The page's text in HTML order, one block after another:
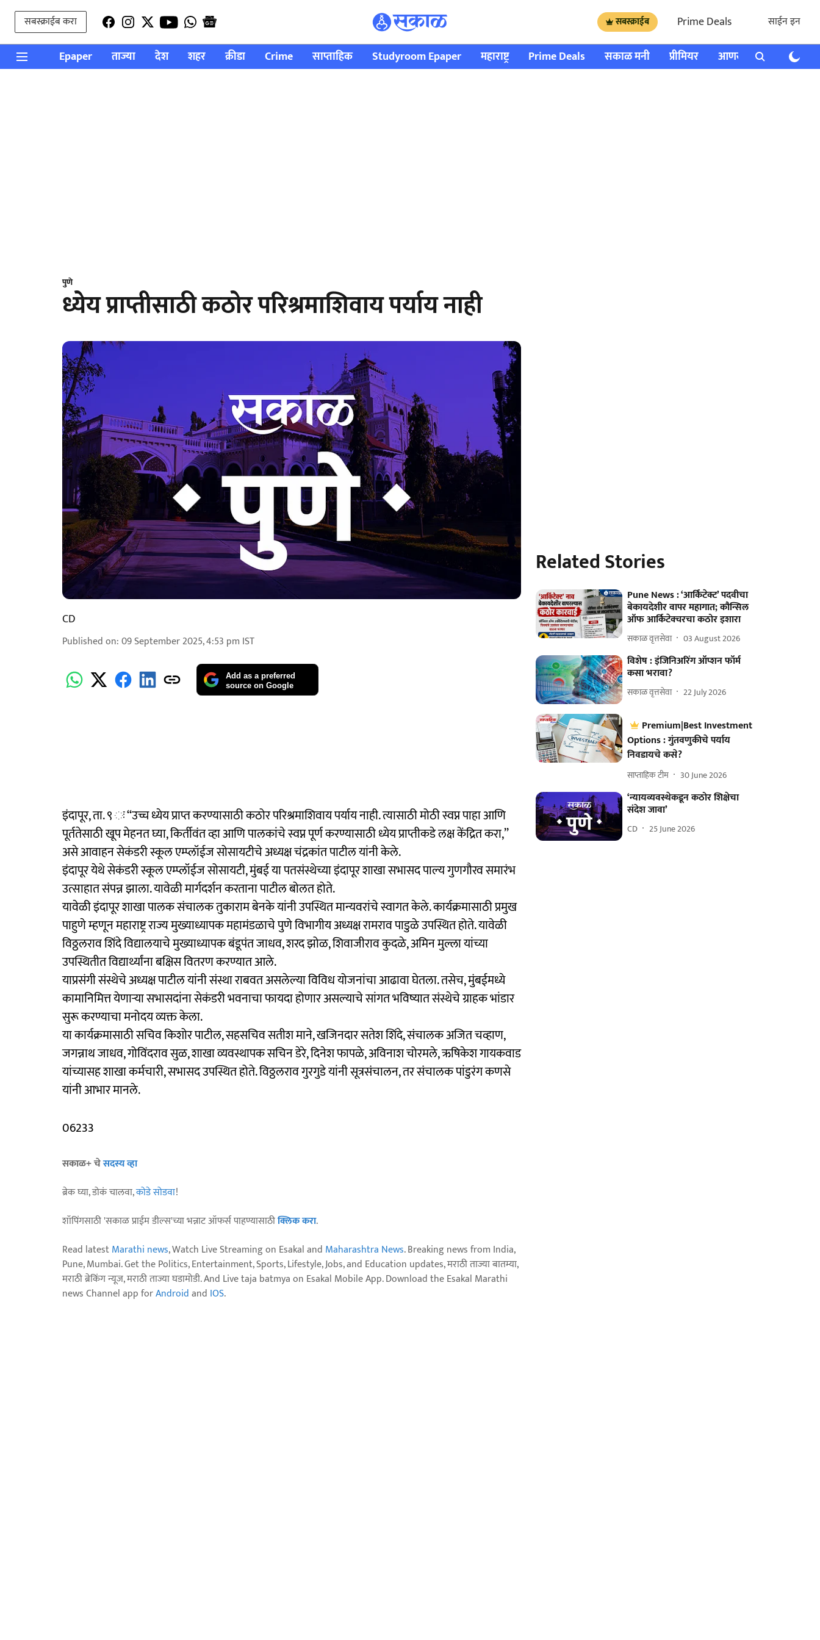
सबस्क्राईब करा सबस्क्राईब Prime Deals साईन इन
Epaper ताज्या देश शहर क्रीडा Crime साप्ताहिक Studyroom Epaper महाराष्ट्र Prime Deals सकाळ मनी प्रीमियर आणखी राशी भविष्य
पुणे
ध्येय प्राप्तीसाठी कठोर परिश्रमाशिवाय पर्याय नाही
CD
Published on:09 September 2025, 4:53 pm IST
Add as a preferred
source on Google
इंदापूर, ता. ९ ः ‘‘उच्च ध्येय प्राप्त करण्यासाठी कठोर परिश्रमाशिवाय पर्याय नाही. त्यासाठी मोठी स्वप्न पाहा आणि
पूर्ततेसाठी खूप मेहनत घ्या, किर्तीवंत व्हा आणि पालकांचे स्वप्न पूर्ण करण्यासाठी ध्येय प्राप्तीकडे लक्ष केंद्रित करा,’’
असे आवाहन सेकंडरी स्कूल एम्प्लॉईज सोसायटीचे अध्यक्ष चंद्रकांत पाटील यांनी केले.
इंदापूर येथे सेकंडरी स्कूल एम्प्लॉईज सोसायटी, मुंबई या पतसंस्थेच्या इंदापूर शाखा सभासद पाल्य गुणगौरव समारंभ
उत्साहात संपन्न झाला. यावेळी मार्गदर्शन करताना पाटील बोलत होते.
यावेळी इंदापूर शाखा पालक संचालक तुकाराम बेनके यांनी उपस्थित मान्यवरांचे स्वागत केले. कार्यक्रमासाठी प्रमुख
पाहुणे म्हणून महाराष्ट्र राज्य मुख्याध्यापक महामंडळाचे पुणे विभागीय अध्यक्ष रामराव पाडुळे उपस्थित होते. यावेळी
विठ्ठलराव शिंदे विद्यालयाचे मुख्याध्यापक बंडूपंत जाधव, शरद झोळ, शिवाजीराव कुदळे, अमिन मुल्ला यांच्या
उपस्थितीत विद्यार्थ्यांना बक्षिस वितरण करण्यात आले.
याप्रसंगी संस्थेचे अध्यक्ष पाटील यांनी संस्था राबवत असलेल्या विविध योजनांचा आढावा घेतला. तसेच, मुंबईमध्ये
कामानिमित्त येणाऱ्या सभासदांना सेकंडरी भवनाचा फायदा होणार असल्याचे सांगत भविष्यात संस्थेचे ग्राहक भांडार
सुरू करण्याचा मनोदय व्यक्त केला.
या कार्यक्रमासाठी सचिव किशोर पाटील, सहसचिव सतीश माने, खजिनदार सतेश शिंदे, संचालक अजित चव्हाण,
जगन्नाथ जाधव, गोविंदराव सुळ, शाखा व्यवस्थापक सचिन डेरे, दिनेश फापळे, अविनाश चोरमले, ऋषिकेश गायकवाड
यांच्यासह शाखा कर्मचारी, सभासद उपस्थित होते. विठ्ठलराव गुरगुडे यांनी सूत्रसंचालन, तर संचालक पांडुरंग कणसे
यांनी आभार मानले.
06233
सकाळ+ चेसदस्य व्हा
ब्रेक घ्या, डोकं चालवा,कोडे सोडवा!
शॉपिंगसाठी 'सकाळ प्राईम डील्स'च्या भन्नाट ऑफर्स पाहण्यासाठीक्लिक करा.
Read latestMarathi news, Watch Live Streaming on Esakal and Maharashtra News. Breaking news from India,
Pune, Mumbai. Get the Politics, Entertainment, Sports, Lifestyle, Jobs, and Education updates, मराठी ताज्या बातम्या,
मराठी ब्रेकिंग न्यूज, मराठी ताज्या घडामोडी. And Live taja batmya on Esakal Mobile App. Download the Esakal Marathi
news Channel app forAndroidand IOS.
Related Stories
Pune News : ‘आर्किटेक्ट’ पदवीचा
बेकायदेशीर वापर महागात; कौन्सिल
ऑफ आर्किटेक्चरचा कठोर इशारा
सकाळ वृत्तसेवा 03 August 2026
विशेष : इंजिनिअरिंग ऑप्शन फॉर्म
कसा भरावा?
सकाळ वृत्तसेवा 22 July 2026
Premium|Best Investment
Options : गुंतवणुकीचे पर्याय
निवडायचे कसे?
साप्ताहिक टीम 30 June 2026
‘न्यायव्यवस्थेकडून कठोर शिक्षेचा
संदेश जावा’
CD 25 June 2026